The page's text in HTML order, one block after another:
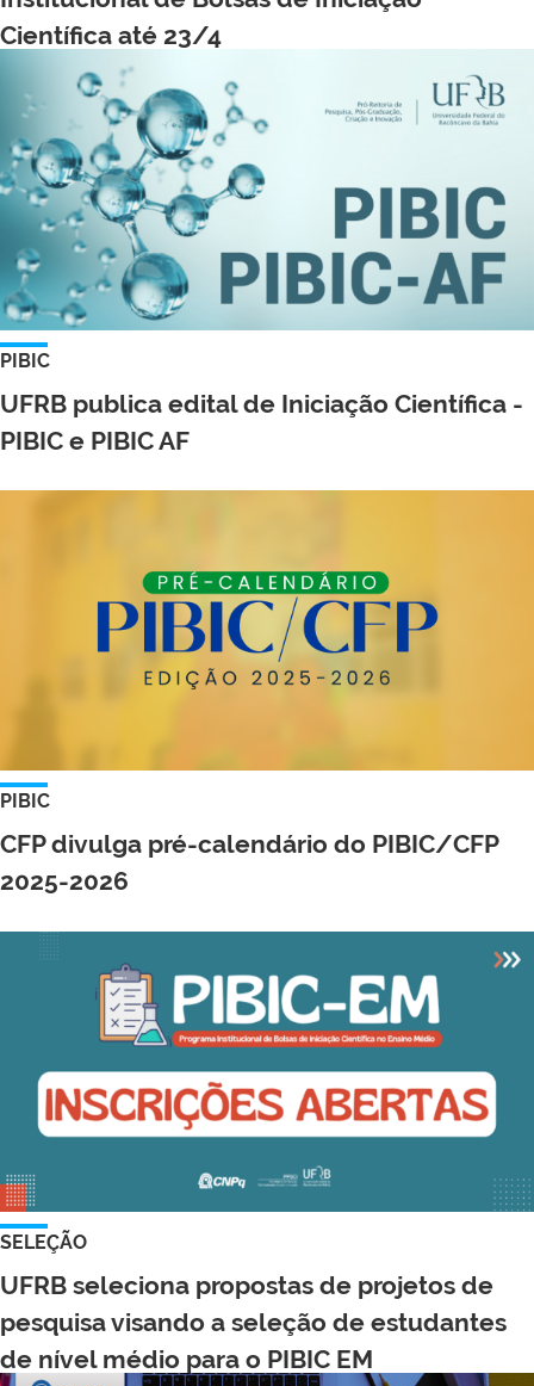
Científica até 23/4
PIBIC
UFRB publica edital de Iniciação Científica -
PIBIC e PIBIC AF
PIBIC
CFP divulga pré-calendário do PIBIC/CFP
2025-2026
SELEÇÃO
UFRB seleciona propostas de projetos de
pesquisa visando a seleção de estudantes
de nível médio para o PIBIC EM